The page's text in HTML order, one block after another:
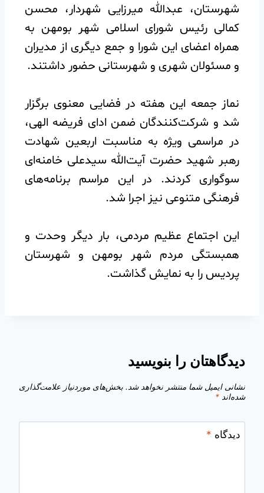
شهرستان، عبدالله میرزایی شهردار، محسن
کمالی رئیس شورای اسلامی شهر بومهن به
همراه اعضای این شورا و جمع دیگری از مدیران
و مسئولان شهری و شهرستانی حضور داشتند.
️نماز جمعه این هفته در فضایی معنوی برگزار
شد و شرکت‌کنندگان ضمن ادای فریضه الهی،
در مراسمی ویژه به مناسبت اربعین شهادت
رهبر شهید حضرت آیت‌الله سیدعلی خامنه‌ای
سوگواری کردند. در این مراسم برنامه‌های
فرهنگی متنوعی نیز اجرا شد.
️این اجتماع عظیم مردمی، بار دیگر وحدت و
همبستگی مردم شهر بومهن و شهرستان
پردیس را به نمایش گذاشت.
دیدگاهتان را بنویسید
نشانی ایمیل شما منتشر نخواهد شد. بخش‌های موردنیاز علامت‌گذاری
شده‌اند *
دیدگاه *